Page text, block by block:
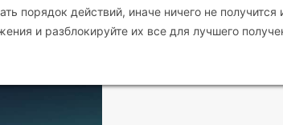
порядок действий, иначе ничего не получится
и разблокируйте их все для лучшего